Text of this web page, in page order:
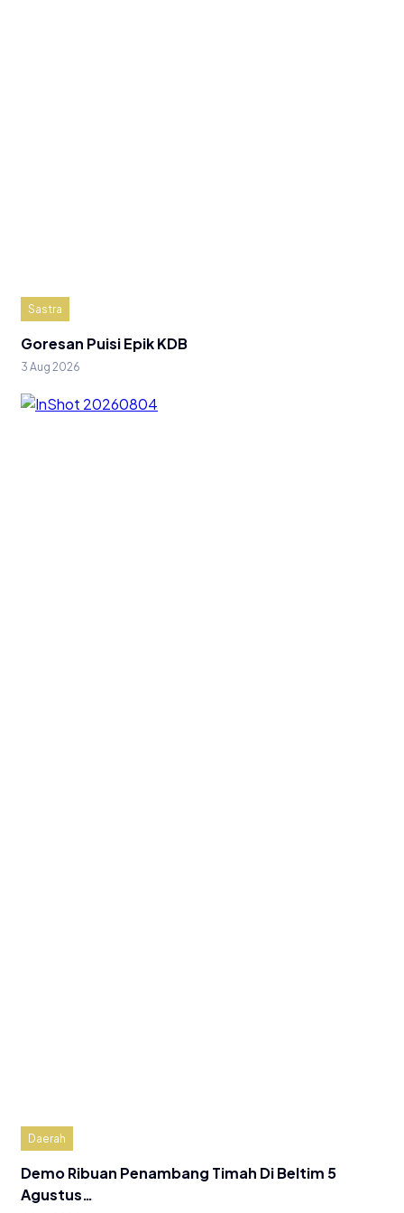
Sastra
Goresan Puisi Epik KDB
3 Aug 2026
Daerah
Demo Ribuan Penambang Timah Di Beltim 5
Agustus…